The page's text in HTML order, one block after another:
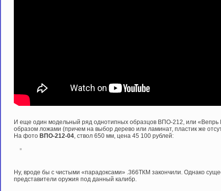
И еще один модельный ряд однотипных образцов ВПО-212, или
образом ложами (причем на выбор дерево или ламинат, пластик же
На фото ВПО-212-04, ствол 650 мм, цена 45 100 рублей:
Ну, вроде бы с чистыми «парадоксами» .366ТКМ закончили. Однако
представители оружия под данный калибр.